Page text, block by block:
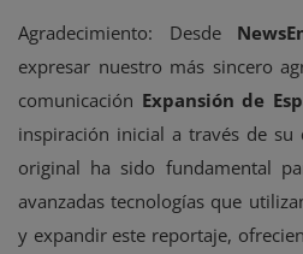
Agradecimiento: Desde
expresar nuestro más sincero
comunicación Expansión de
inspiración inicial a través de su
original ha sido fundamental
avanzadas tecnologías que
y expandir este reportaje,